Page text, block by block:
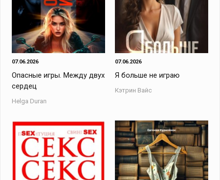
07.06.2026
Опасные игры. Между двух
сердец
Helga Duran
07.06.2026
Я больше не играю
Кэтрин Вайс